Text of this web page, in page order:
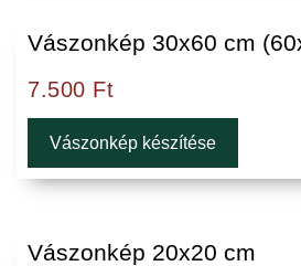
Vászonkép 30x60 cm
7.500 Ft
Vászonkép készítése
Vászonkép 20x20 cm